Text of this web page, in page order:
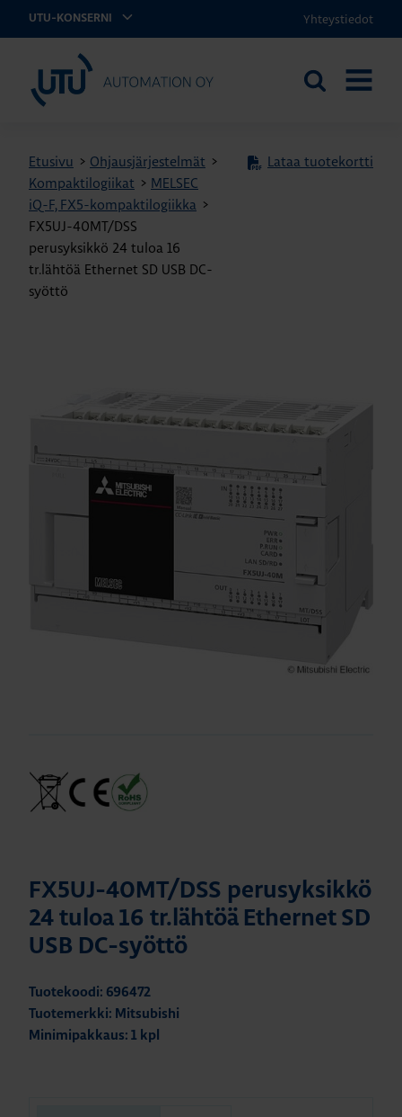
UTU-KONSERNI Yhteystiedot
UTU Automation
Etsi
Etusivu > Ohjausjärjestelmät >
Kompaktilogiikat > MELSEC
iQ-F, FX5-kompaktilogiikka >
FX5UJ-40MT/DSS
perusyksikkö 24 tuloa 16
tr.lähtöä Ethernet SD USB DC-
syöttö
Lataa tuotekortti
FX5UJ-40MT/DSS perusyksikkö
24 tuloa 16 tr.lähtöä Ethernet SD
USB DC-syöttö
Tuotekoodi: 696472
Tuotemerkki: Mitsubishi
Minimipakkaus: 1 kpl